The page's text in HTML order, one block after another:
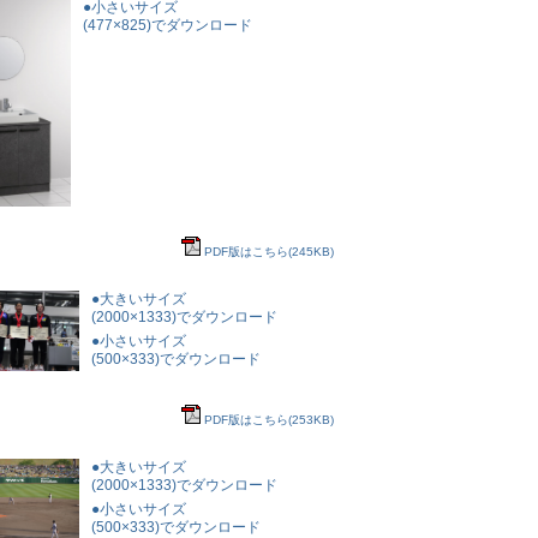
●小さいサイズ
(477×825)でダウンロード
PDF版はこちら(245KB)
●大きいサイズ
(2000×1333)でダウンロード
●小さいサイズ
(500×333)でダウンロード
PDF版はこちら(253KB)
●大きいサイズ
(2000×1333)でダウンロード
●小さいサイズ
(500×333)でダウンロード